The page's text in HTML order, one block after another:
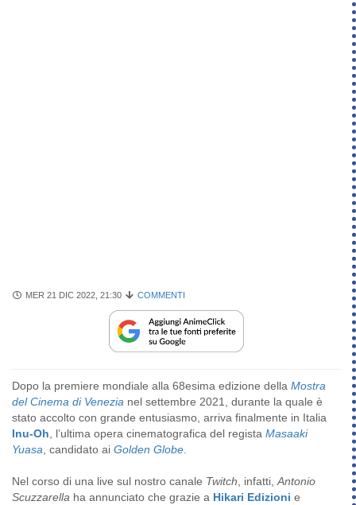
MER 21 DIC 2022, 21:30 COMMENTI
Dopo la premiere mondiale alla 68esima edizione della Mostra
del Cinema di Venezia nel settembre 2021, durante la quale è
stato accolto con grande entusiasmo, arriva finalmente in Italia
Inu-Oh, l’ultima opera cinematografica del regista Masaaki
Yuasa, candidato ai Golden Globe.
Nel corso di una live sul nostro canale Twitch, infatti,Antonio
Scuzzarella ha annunciato che grazie a Hikari Edizioni e